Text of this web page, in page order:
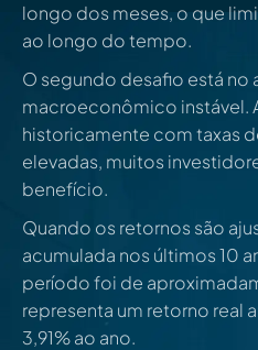
longo dos meses, o que
ao longo do tempo.
O segundo desafio está no
macroeconômico instável.
historicamente com taxas
elevadas, muitos
benefício.
Quando os retornos são
acumulada nos últimos 10
período foi de
representa um retorno real
3,91% ao ano.